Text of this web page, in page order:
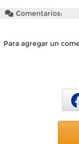
Comentarios:
Para agregar un